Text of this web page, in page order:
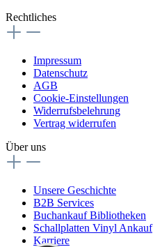
Rechtliches
Impressum
Datenschutz
AGB
Cookie-Einstellungen
Widerrufsbelehrung
Vertrag widerrufen
Über uns
Unsere Geschichte
B2B Services
Buchankauf Bibliotheken
Schallplatten Vinyl Ankauf
Karriere